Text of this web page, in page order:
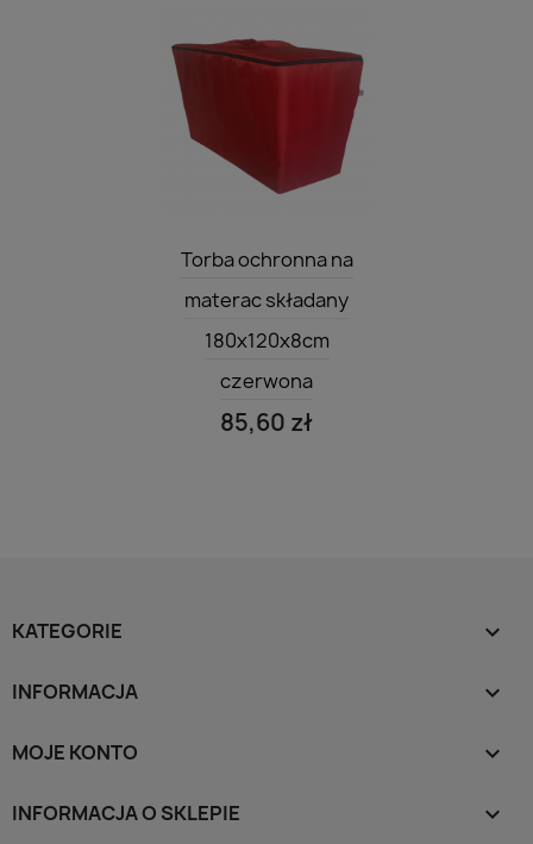

Torba ochronna na
materac składany
180x120x8cm
czerwona
85,60 zł
KATEGORIE 
INFORMACJA 
MOJE KONTO 
INFORMACJA O SKLEPIE keyboard_arrow_down